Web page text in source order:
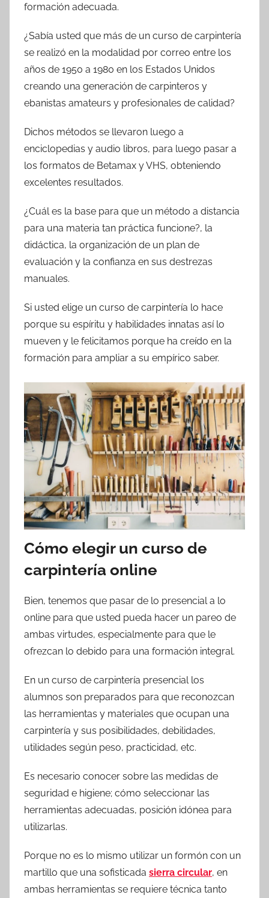
formación adecuada.
¿Sabía usted que más de un curso de carpintería
se realizó en la modalidad por correo entre los
años de 1950 a 1980 en los Estados Unidos
creando una generación de carpinteros y
ebanistas amateurs y profesionales de calidad?
Dichos métodos se llevaron luego a
enciclopedias y audio libros, para luego pasar a
los formatos de Betamax y VHS, obteniendo
excelentes resultados.
¿Cuál es la base para que un método a distancia
para una materia tan práctica funcione?, la
didáctica, la organización de un plan de
evaluación y la confianza en sus destrezas
manuales.
Si usted elige un curso de carpintería lo hace
porque su espíritu y habilidades innatas así lo
mueven y le felicitamos porque ha creído en la
formación para ampliar a su empírico saber.
Cómo elegir un curso de
carpintería online
Bien, tenemos que pasar de lo presencial a lo
online para que usted pueda hacer un pareo de
ambas virtudes, especialmente para que le
ofrezcan lo debido para una formación integral.
En un curso de carpintería presencial los
alumnos son preparados para que reconozcan
las herramientas y materiales que ocupan una
carpintería y sus posibilidades, debilidades,
utilidades según peso, practicidad, etc.
Es necesario conocer sobre las medidas de
seguridad e higiene; cómo seleccionar las
herramientas adecuadas, posición idónea para
utilizarlas.
Porque no es lo mismo utilizar un formón con un
martillo que una sofisticada sierra circular, en
ambas herramientas se requiere técnica tanto